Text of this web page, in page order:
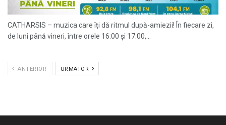
CATHARSIS – muzica care îți dă ritmul după-amiezii! În fiecare zi,
de luni până vineri, între orele 16:00 și 17:00,...
ANTERIOR URMATOR